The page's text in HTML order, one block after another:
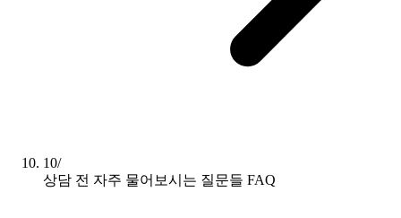
10/
상담 전 자주 물어보시는 질문들 FAQ